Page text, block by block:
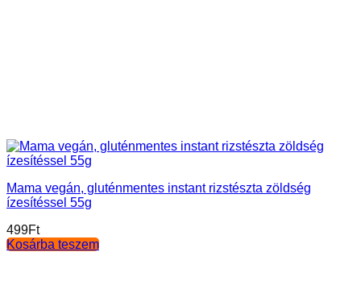
Mama vegán, gluténmentes instant rizstészta zöldség
ízesítéssel 55g
499Ft
Kosárba teszem